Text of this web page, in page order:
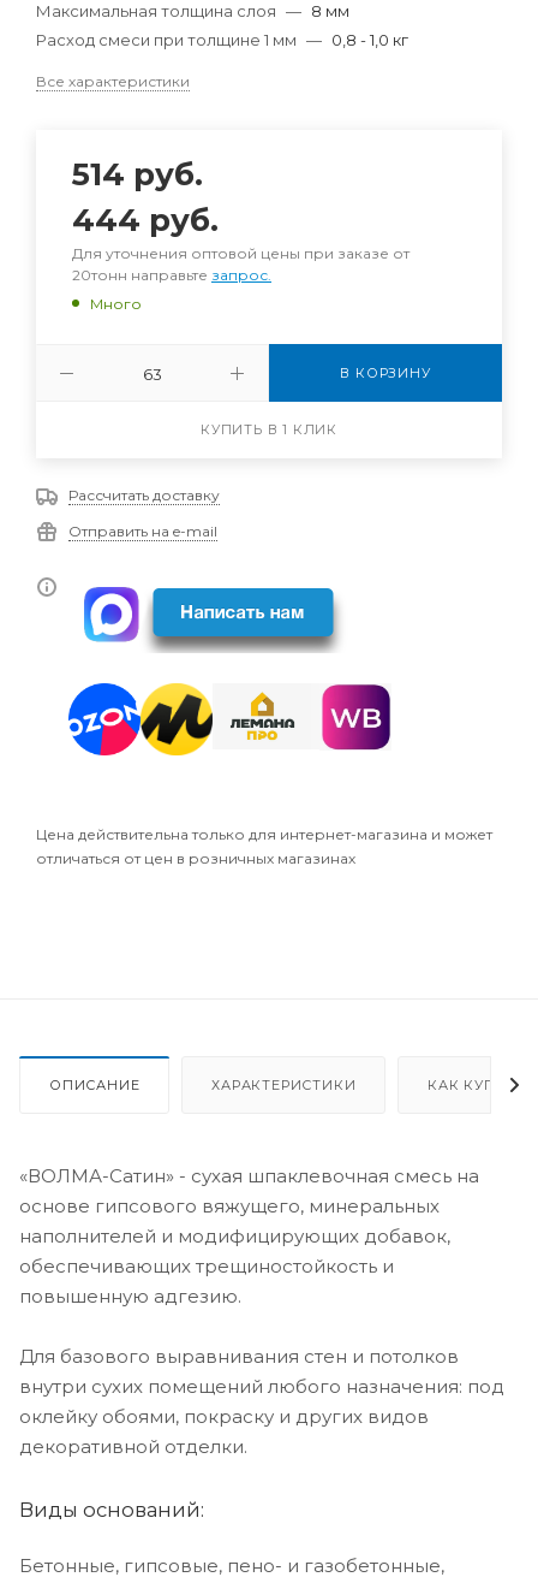
Максимальная толщина слоя — 8 мм
Расход смеси при толщине 1 мм — 0,8 - 1,0 кг
Все характеристики
514 руб.
444 руб.
Для уточнения оптовой цены при заказе от
20тонн направьте запрос.
Много
В КОРЗИНУ
КУПИТЬ В 1 КЛИК
Рассчитать доставку
Отправить на e-mail
Цена действительна только для интернет-магазина и может
отличаться от цен в розничных магазинах
ОПИСАНИЕ ХАРАКТЕРИСТИКИ КАК КУПИТЬ
«ВОЛМА-Сатин» - сухая шпаклевочная смесь на
основе гипсового вяжущего, минеральных
наполнителей и модифицирующих доба­вок,
обеспечивающих трещиностойкость и
повышенную адгезию.
Для базового выравнивания стен и потолков
внутри сухих помещений любого назначения: под
оклейку обоями, покраску и других видов
декоративной отделки.
Виды оснований:
Бетонные, гипсовые, пено- и газобетонные,